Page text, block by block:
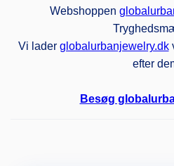
Webshoppen
Vi lader globalurbanjewelry.dk
efter
Besøg